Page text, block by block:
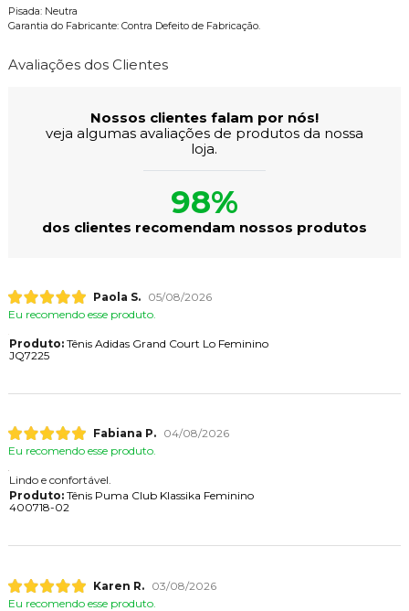
Pisada: Neutra
Garantia do Fabricante: Contra Defeito de Fabricação.
Avaliações dos Clientes
Nossos clientes falam por nós!
veja algumas avaliações de produtos da nossa
loja.
98%
dos clientes recomendam nossos produtos
Paola S.
05/08/2026
Eu recomendo esse produto.
Produto:Tênis Adidas Grand Court Lo Feminino
JQ7225
Fabiana P.
04/08/2026
Eu recomendo esse produto.
Lindo e confortável.
Produto:Tênis Puma Club Klassika Feminino
400718-02
Karen R.
03/08/2026
Eu recomendo esse produto.